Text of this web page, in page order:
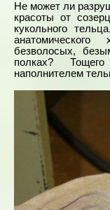
Не может ли
красоты от
кукольного
анатомического
безволосых,
полках?
наполнителем